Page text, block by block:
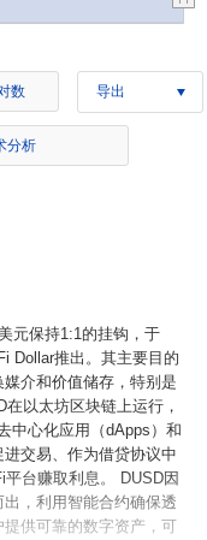
数 导出
分析
元保持1:1的挂钩，于
Dollar推出。其主要目的
介和价值储存，特别是
以太坊区块链上运行，
中心化应用（dApps）和
交易、作为借贷协议中
台赚取利息。 DUSD因
，利用智能合约确保透
供可靠的数字资产，可